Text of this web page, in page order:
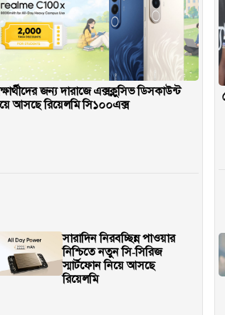
জন্য দারাজে এক্সক্লুসিভ ডিসকাউন্ট
আসছে রিয়েলমি সি১০০এক্স
সারাদিন নিরবচ্ছিন্ন পাওয়ার
নিশ্চিতে নতুন সি-সিরিজ
স্মার্টফোন নিয়ে আসছে
রিয়েলমি